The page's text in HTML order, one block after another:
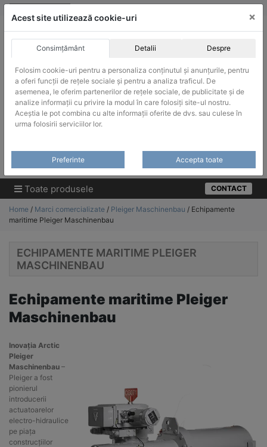
Skip
ACHIZITII PUBLICE
Produsele pot fi achizitionate si in sistemul SEAP / SICAP
Products
Toate produsele CONTACT
Home / Marci comercializate / Pleiger Maschinenbau / Echipamente
maritime Pleiger Maschinenbau
ECHIPAMENTE MARITIME PLEIGER
MASCHINENBAU
Echipamente maritime Pleiger
Maschinenbau
Inovația Arctic
Pleiger
Maschinenbau –
Pleiger a fost
pionierul
introducerii
actuatoarelor
electro-hidraulice
pe piața
construcțiilor
Acest site utilizează cookie-uri ×
Consimțământ Detalii Despre
Folosim cookie-uri pentru a personaliza conținutul și anunțurile, pentru
a oferi funcții de rețele sociale și pentru a analiza traficul. De
asemenea, le oferim partenerilor de rețele sociale, de publicitate și de
analize informații cu privire la modul în care folosiți site-ul nostru.
Aceștia le pot combina cu alte informații oferite de dvs. sau culese în
urma folosirii serviciilor lor.
Preferinte Accepta toate